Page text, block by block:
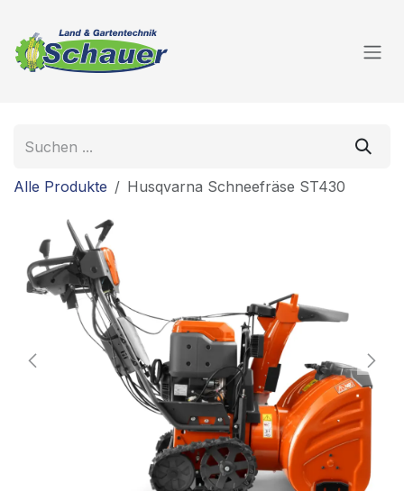
Alle Produkte Husqvarna Schneefräse ST430